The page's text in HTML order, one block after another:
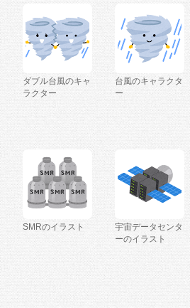
ダブル台風のキャ
ラクター
台風のキャラクタ
ー
SMRのイラスト
宇宙データセンタ
ーのイラスト